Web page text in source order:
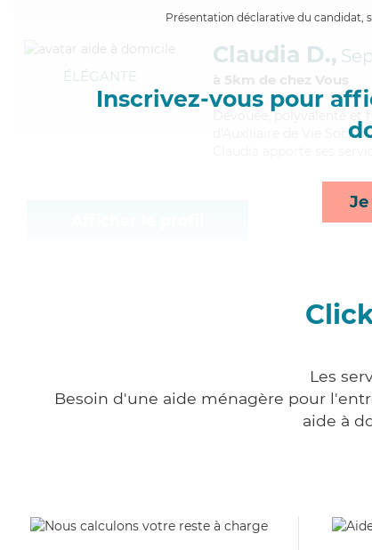
Présentation déclarative du candidat,
Inscrivez-vous pour
ÉLÉGANTE
Claudia D.,
à 5km de chez Vous
, polyvalente et
d'Auxiliaire de Vie
Les
Besoin d'une aide ménagère pour
aide à